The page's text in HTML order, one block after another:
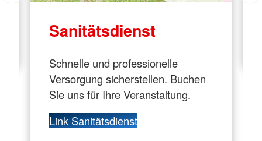
Sanitätsdienst
Schnelle und professionelle
Versorgung sicherstellen. Buchen
Sie uns für Ihre Veranstaltung.
Link Sanitätsdienst